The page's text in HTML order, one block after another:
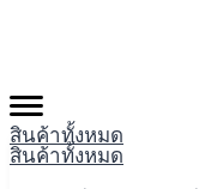
สินค้าทั้งหมด
สินค้าทั้งหมด